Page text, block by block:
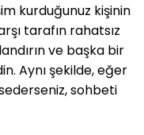
kurduğunuz kişinin
tarafın rahatsız
ve başka bir
Aynı şekilde, eğer
sohbeti